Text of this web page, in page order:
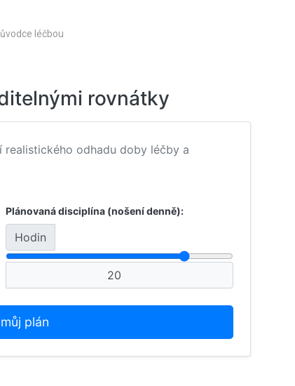
léčbou
rovnátky
odhadu doby léčby a
Plánovaná disciplína (nošení denně):
Hodin
plán